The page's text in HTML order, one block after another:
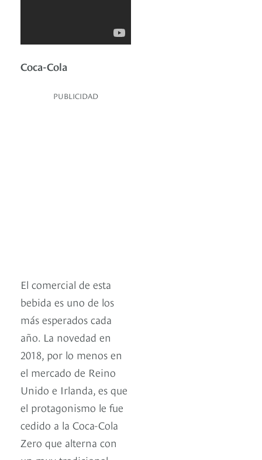
Coca-Cola
PUBLICIDAD
El comercial de esta
bebida es uno de los
más esperados cada
año. La novedad en
2018, por lo menos en
el mercado de Reino
Unido e Irlanda, es que
el protagonismo le fue
cedido a la Coca-Cola
Zero que alterna con